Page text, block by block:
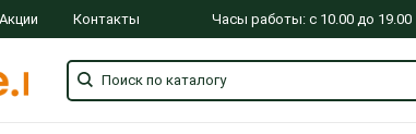
Акции Контакты Часы работы: с 10.00 до 19.00